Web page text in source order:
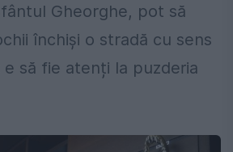
Gheorghe, pot să
închiși o stradă cu sens
să fie atenți la puzderia